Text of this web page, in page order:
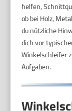
helfen,
ob bei Holz,
du nützliche
dich vor
Winkelschleifer
Aufgaben.